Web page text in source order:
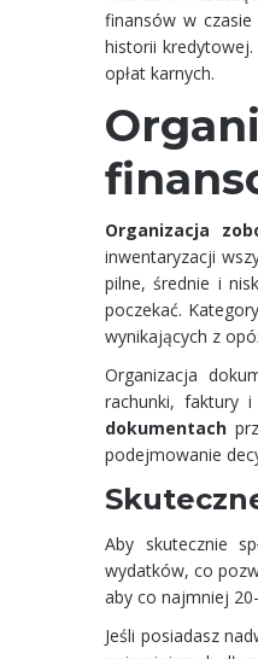
finansów w
historii
opłat karnych.
Organizacja
inwentaryzacji
pilne, średnie i
poczekać.
wynikających z
Organizacja
rachunki, faktury
dokumentach
podejmowanie
Aby skutecznie
wydatków, co
aby co najmniej
Jeśli posiadasz